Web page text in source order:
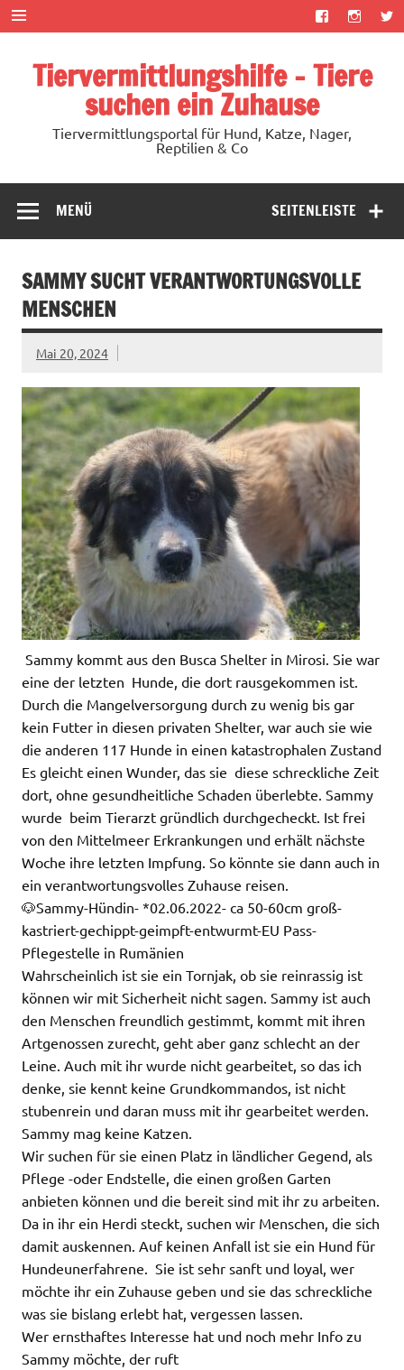
Zum
Inhalt
springen
Tiervermittlungshilfe – Tiere
suchen ein Zuhause
Tiervermittlungsportal für Hund, Katze, Nager,
Reptilien & Co
SEITENLEISTE
MENÜ
SAMMY SUCHT VERANTWORTUNGSVOLLE
MENSCHEN
Mai 20, 2024
Sammy kommt aus den Busca Shelter in Mirosi. Sie war
eine der letzten Hunde, die dort rausgekommen ist.
Durch die Mangelversorgung durch zu wenig bis gar
kein Futter in diesen privaten Shelter, war auch sie wie
die anderen 117 Hunde in einen katastrophalen Zustand
Es gleicht einen Wunder, das sie diese schreckliche Zeit
dort, ohne gesundheitliche Schaden überlebte. Sammy
wurde beim Tierarzt gründlich durchgecheckt. Ist frei
von den Mittelmeer Erkrankungen und erhält nächste
Woche ihre letzten Impfung. So könnte sie dann auch in
ein verantwortungsvolles Zuhause reisen.
🐶Sammy-Hündin- *02.06.2022- ca 50-60cm groß-
kastriert-gechippt-geimpft-entwurmt-EU Pass-
Pflegestelle in Rumänien
Wahrscheinlich ist sie ein Tornjak, ob sie reinrassig ist
können wir mit Sicherheit nicht sagen. Sammy ist auch
den Menschen freundlich gestimmt, kommt mit ihren
Artgenossen zurecht, geht aber ganz schlecht an der
Leine. Auch mit ihr wurde nicht gearbeitet, so das ich
denke, sie kennt keine Grundkommandos, ist nicht
stubenrein und daran muss mit ihr gearbeitet werden.
Sammy mag keine Katzen.
Wir suchen für sie einen Platz in ländlicher Gegend, als
Pflege -oder Endstelle, die einen großen Garten
anbieten können und die bereit sind mit ihr zu arbeiten.
Da in ihr ein Herdi steckt, suchen wir Menschen, die sich
damit auskennen. Auf keinen Anfall ist sie ein Hund für
Hundeunerfahrene. Sie ist sehr sanft und loyal, wer
möchte ihr ein Zuhause geben und sie das schreckliche
was sie bislang erlebt hat, vergessen lassen.
Wer ernsthaftes Interesse hat und noch mehr Info zu
Sammy möchte, der ruft